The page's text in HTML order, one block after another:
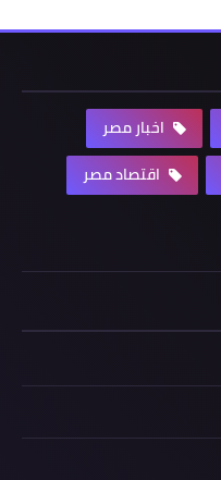
اخبار مصر
اقتصاد مصر